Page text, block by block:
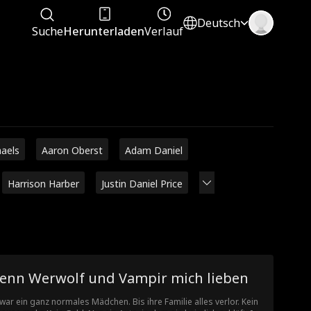
SucheHerunterladenVerlauf
Deutsch
Aaron Oberst Adam Daniel
Harrison Harber Justin Daniel Price
Werwolf und Vampir mich lieben
ein ganz normales Mädchen. Bis ihre Familie alles verlor. Kein